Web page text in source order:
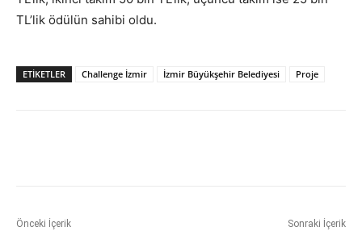
TL’lik ödülün sahibi oldu.
ETİKETLER Challenge İzmir İzmir Büyükşehir Belediyesi Proje
Önceki İçerik Sonraki İçerik